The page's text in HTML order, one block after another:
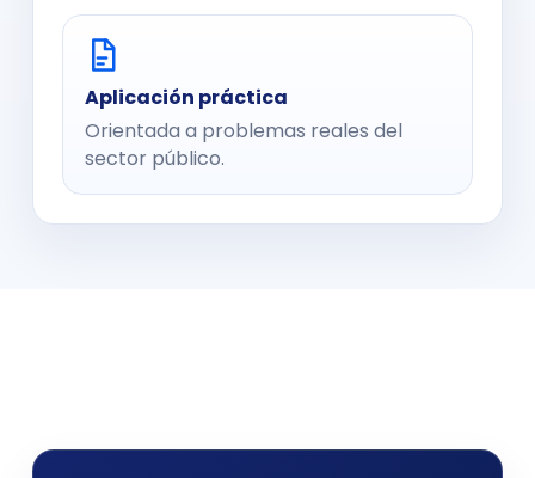
Aplicación práctica
Orientada a problemas reales del
sector público.